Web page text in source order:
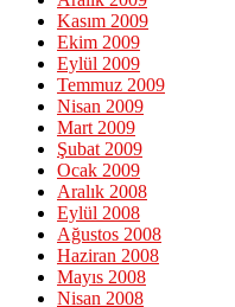
Kasım 2009
Ekim 2009
Eylül 2009
Temmuz 2009
Nisan 2009
Mart 2009
Şubat 2009
Ocak 2009
Aralık 2008
Eylül 2008
Ağustos 2008
Haziran 2008
Mayıs 2008
Nisan 2008